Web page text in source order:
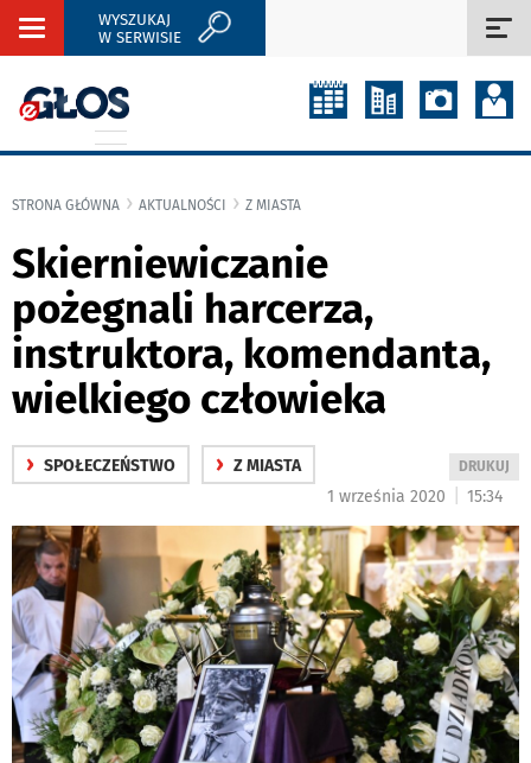
Rozwiń
WYSZUKAJ
W SERWISIE
STRONA GŁÓWNA AKTUALNOŚCI Z MIASTA
Skierniewiczanie
pożegnali harcerza,
instruktora, komendanta,
wielkiego człowieka
› SPOŁECZEŃSTWO › Z MIASTA
WYDRUKUJ
DRUKUJ
1 września 2020 15:34